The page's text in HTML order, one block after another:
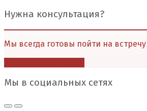
Нужна консультация?
Мы всегда готовы пойти на встречу
Мы в социальных сетях